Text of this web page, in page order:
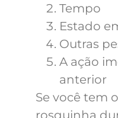
Tempo
Estado
Outras
A ação
anterior
Se você tem
rosquinha